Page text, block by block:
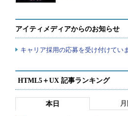
アイティメディアからのお知らせ
キャリア採用の応募を受け付けてい
HTML5＋UX 記事ランキング
本日